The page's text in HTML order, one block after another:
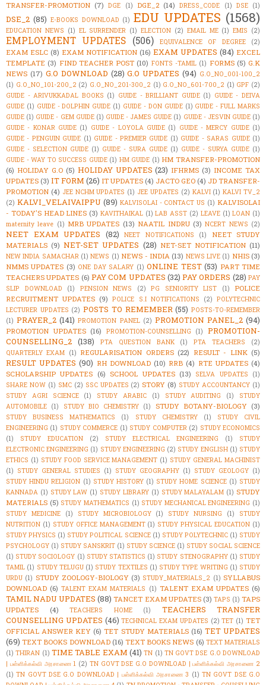
TRANSFER-PROMOTION (7) DGE (1) DGE_2 (14) DRESS_CODE (1) DSE (1)
DSE_2 (85) E-BOOKS DOWNLOAD (1) EDU UPDATES (1568)
EDUCATION NEWS (1) EL SURRENDER (1) ELECTION (2) EMAIL ME (1) EMIS (2)
EMPLOYMENT UPDATES (506) EQUIVALENCE OF DEGREE (2)
EXAM ESLC (8) EXAM NOTIFICATION (16) EXAM UPDATES (84) EXCEL
TEMPLATE (3) FIND TEACHER POST (10) FONTS -TAMIL (1) FORMS (5) G.K
NEWS (17) G.O DOWNLOAD (28) G.O UPDATES (94) G.O_NO_001-100_2
(1) G.O_NO_101-200_2 (2) G.O_NO_201-300_2 (1) G.O_NO_601-700_2 (1) GPF (2)
GUIDE - ARIVUKKADAL BOOKS (1) GUIDE - BRILLIANT GUIDE (1) GUIDE - DEIVA
GUIDE (1) GUIDE - DOLPHIN GUIDE (1) GUIDE - DON GUIDE (1) GUIDE - FULL MARKS
GUIDE (1) GUIDE - GEM GUIDE (1) GUIDE - JAMES GUIDE (1) GUIDE - JESVIN GUIDE (1)
GUIDE - KONAR GUIDE (1) GUIDE - LOYOLA GUIDE (1) GUIDE - MERCY GUIDE (1)
GUIDE - PENGUIN GUIDE (1) GUIDE - PREMIER GUIDE (1) GUIDE - SARAS GUIDE (1)
GUIDE - SELECTION GUIDE (1) GUIDE - SURA GUIDE (1) GUIDE - SURYA GUIDE (1)
GUIDE - WAY TO SUCCESS GUIDE (1) HM GUIDE (1) HM TRANSFER-PROMOTION
(6) HOLIDAY G.O (5) HOLIDAY UPDATES (23) IFHRMS (3) INCOME TAX
UPDATES (3) IT FORM (26) IT UPDATES (4) JACTO GEO (4) JD TRANSFER-
PROMOTION (4) JEE NCHM UPDATES (1) JEE UPDATES (2) KALVI (1) KALVI TV_2
(2) KALVI_VELAIVAIPPU (89) KALVISOLAI - CONTACT US (1) KALVISOLAI
- TODAY'S HEAD LINES (3) KAVITHAIKAL (1) LAB ASST (2) LEAVE (1) LOAN (1)
maternity leave (1) MRB UPDATES (13) NAATIL INDRU (3) NCERT NEWS (2)
NEET EXAM UPDATES (82) NEET NOTIFICATIONS (1)
NEET STUDY
MATERIALS (9) NET-SET UPDATES (28) NET-SET NOTIFICATION (11)
NEW INDIA SAMACHAR (1) NEWS (1) NEWS - INDIA (13) NEWS LIVE (1) NHIS (3)
NMMS UPDATES (3) ONE DAY SALARY (1) ONLINE TEST (53) PART TIME
TEACHERS UPDATES (6) PAY COM UPDATES (32) PAY ORDERS (28) PAY
SLIP DOWNLOAD
(1) PENSION NEWS (2) PG SENIORITY LIST (1)
POLICE
RECRUITMENT UPDATES (9) POLICE S.I NOTIFICATIONS (2) POLYTECHNIC
LECTURER UPDATES (2) POSTS TO REMEMBER (55) POSTS-TO-REMEMBER
(1) PRAYER_2 (141) PROMOTION PANEL (2) PROMOTION PANEL_2 (94)
PROMOTION UPDATES (16) PROMOTION-COUNSELLING (1)
PROMOTION-
COUNSELLING_2 (138) PTA QUESTION BANK (1) PTA TEACHERS
(2)
QUARTERLY EXAM (1) REGULARISATION ORDERS (22) RESULT - LINK (5)
RESULT UPDATES (90) RH DOWNLOAD (10) RRB (4) RTE UPDATES (4)
SCHOLARSHIP UPDATES (6) SCHOOL UPDATES (13) SELVA UPDATES
(1)
SHARE NOW (1) SMC (2) SSC UPDATES (2) STORY (8) STUDY ACCOUNTANCY (1)
STUDY AGRI SCIENCE
(1) STUDY ARABIC (1) STUDY AUDITING (1)
STUDY
AUTOMOBILE (1) STUDY BIO CHEMISTRY (1) STUDY BOTANY-BIOLOGY (3)
STUDY BUSINESS MATHEMATICS (1) STUDY CHEMISTRY (1)
STUDY CIVIL
ENGINEERING (1) STUDY COMMERCE (1) STUDY COMPUTER (2) STUDY ECONOMICS
(1)
STUDY EDUCATION (2) STUDY ELECTRICAL ENGINEERING (1)
STUDY
ELECTRONIC ENGINEERING (1) STUDY ENGINEERING (2) STUDY ENGLISH (1) STUDY
ETHICS (1) STUDY FOOD SERVICE MANAGEMENT (1) STUDY GENERAL MACHINIST
(1) STUDY GENERAL STUDIES (1) STUDY GEOGRAPHY (1) STUDY GEOLOGY (1)
STUDY HINDU RELIGION (1) STUDY HISTORY (1) STUDY HOME SCIENCE (1) STUDY
KANNADA (1) STUDY LAW (1) STUDY LIBRARY (1) STUDY MALAYALAM (1) STUDY
MATERIALS (5) STUDY MATHEMATICS (1) STUDY MECHANICAL ENGINEERING (1)
STUDY MEDICINE
(1) STUDY MICROBIOLOGY (1) STUDY NURSING (1)
STUDY
NUTRITION (1) STUDY OFFICE MANAGEMENT (1) STUDY PHYSICAL EDUCATION (1)
STUDY PHYSICS (1) STUDY POLITICAL SCIENCE (1) STUDY POLYTECHNIC (1) STUDY
PSYCHOLOGY (1) STUDY SANSKRIT (1) STUDY SCIENCE (1) STUDY SOCIAL SCIENCE
(1) STUDY SOCIOLOGY (1) STUDY STATISTICS (1) STUDY STENOGRAPHY (1) STUDY
TAMIL (1) STUDY TELUGU (1) STUDY TEXTILES (1) STUDY TYPE WRITING (1) STUDY
URDU (1) STUDY ZOOLOGY-BIOLOGY (3) STUDY_MATERIALS_2 (1) SYLLABUS
DOWNLOAD (6) TALENT EXAM MATERIALS (1) TALENT EXAM UPDATES (6)
TAMIL NADU UPDATES (88) TANCET EXAM UPDATES (3) TAPS (1) TAPS
UPDATES
(4) TEACHERS HOME (1)
TEACHERS TRANSFER
COUNSELLING UPDATES (46) TECHNICAL EXAM UPDATES (2) TET (1) TET
OFFICIAL ANSWER KEY (6) TET STUDY MATERIALS (16) TET UPDATES
(69) TEXT BOOKS DOWNLOAD (16) TEXT BOOKS NEWS (6) TEXT MATERIALS
(1) THIRAN (1) TIME TABLE EXAM (41) TN (1) TN GOVT DSE G.O DOWNLOAD
| பள்ளிக்கல்வி அரசாணை 1 (2) TN GOVT DSE G.O DOWNLOAD | பள்ளிக்கல்வி அரசாணை 2
(1) TN GOVT DSE G.O DOWNLOAD | பள்ளிக்கல்வி அரசாணை 3 (1) TN GOVT DSE G.O